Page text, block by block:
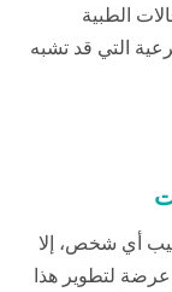
الطبية
التي قد تشبه
أي شخص، إلا
عرضة لتطوير هذا